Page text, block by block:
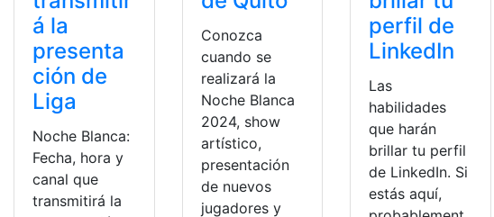
á la
presenta
ción de
Liga
Noche Blanca:
Fecha, hora y
canal que
transmitirá la
Conozca
cuando se
realizará la
Noche Blanca
2024, show
artístico,
presentación
de nuevos
jugadores y
perfil de
LinkedIn
Las
habilidades
que harán
brillar tu perfil
de LinkedIn. Si
estás aquí,